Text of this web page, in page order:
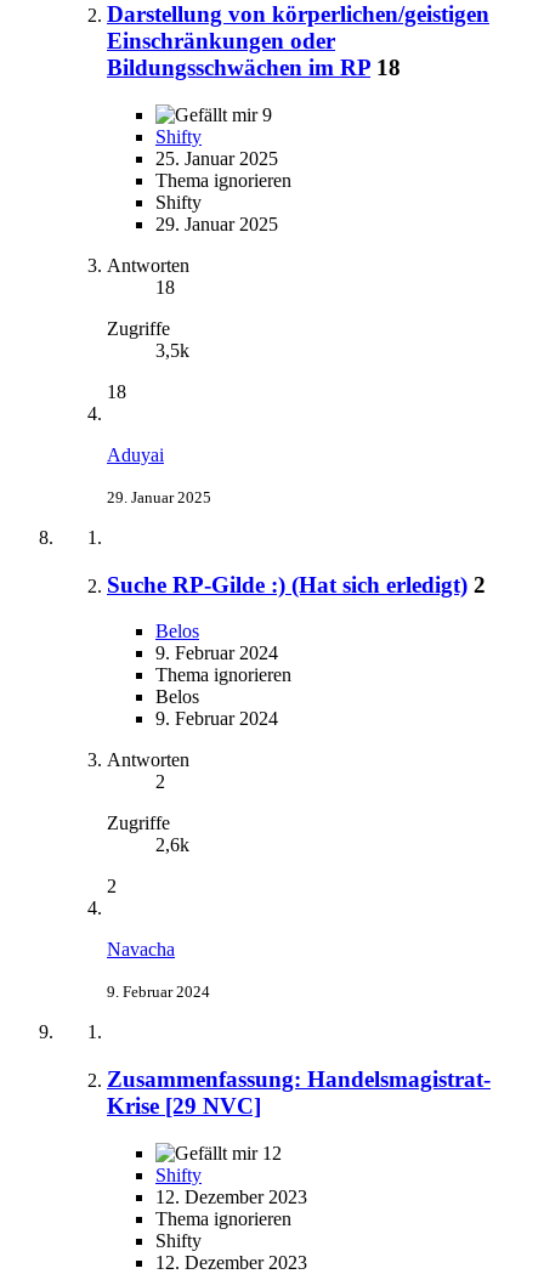
Darstellung von körperlichen/geistigen
Einschränkungen oder
Bildungsschwächen im RP 18
9
Shifty
25. Januar 2025
Thema ignorieren
Shifty
29. Januar 2025
Antworten
18
Zugriffe
3,5k
18
Aduyai
29. Januar 2025
Suche RP-Gilde :) (Hat sich erledigt) 2
Belos
9. Februar 2024
Thema ignorieren
Belos
9. Februar 2024
Antworten
2
Zugriffe
2,6k
2
Navacha
9. Februar 2024
Zusammenfassung: Handelsmagistrat-
Krise [29 NVC]
12
Shifty
12. Dezember 2023
Thema ignorieren
Shifty
12. Dezember 2023